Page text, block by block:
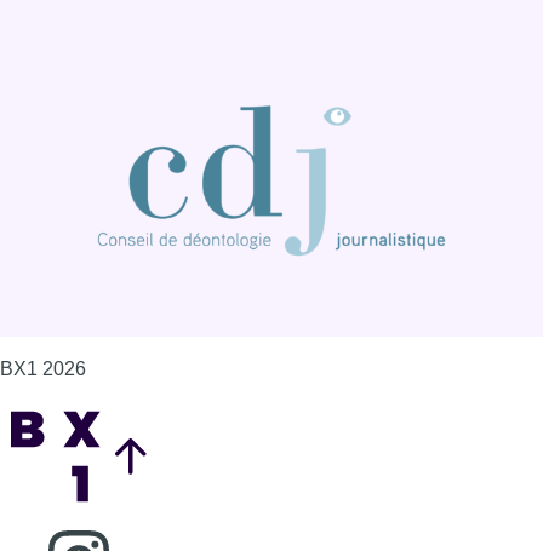
BX1 2026
Consulter page Instagram